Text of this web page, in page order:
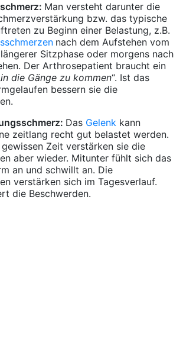
Man versteht darunter die
bzw. das typische
zu Beginn einer Belastung, z.B.
nach dem Aufstehen vom
Sitzphase oder morgens nach
Der Arthrosepatient braucht ein
in die Gänge zu kommen“. Ist das
bessern sie die
Das Gelenk kann
zeitlang recht gut belastet werden.
Zeit verstärken sie die
aber wieder. Mitunter fühlt sich das
an und schwillt an. Die
verstärken sich im Tagesverlauf.
die Beschwerden.